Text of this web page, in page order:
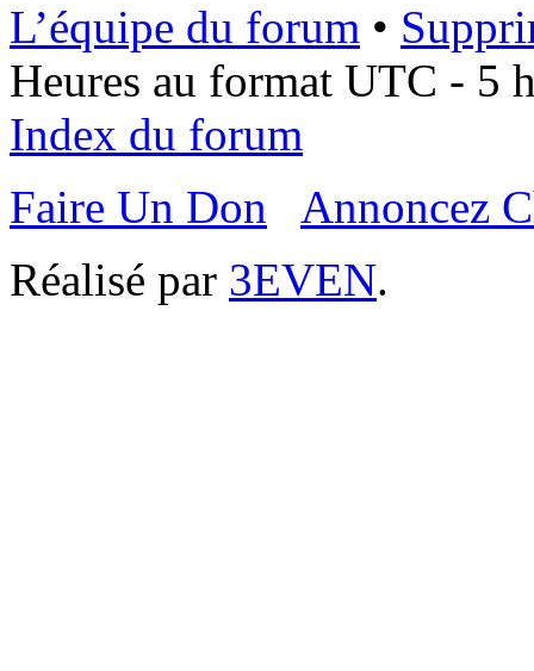
L’équipe du forum •
Heures au format UTC - 5
Index du forum
Faire Un Don
Annoncez
Réalisé par 3EVEN.